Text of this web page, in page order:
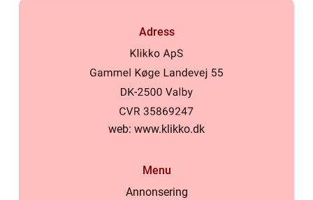
Adress
web: www.klikko.dk
Menu
Annonsering